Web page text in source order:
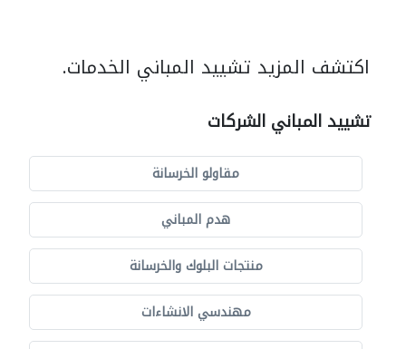
اكتشف المزيد تشييد المباني الخدمات.
تشييد المباني الشركات
مقاولو الخرسانة
هدم المباني
منتجات البلوك والخرسانة
مهندسي الانشاءات